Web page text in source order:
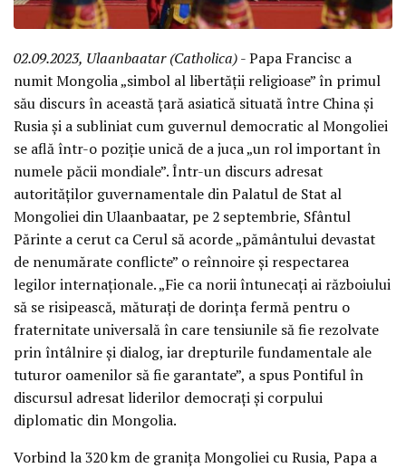
02.09.2023, Ulaanbaatar (Catholica)- Papa Francisc a
numit Mongolia „simbol al libertății religioase” în primul
său discurs în această țară asiatică situată între China și
Rusia și a subliniat cum guvernul democratic al Mongoliei
se află într-o poziție unică de a juca „un rol important în
numele păcii mondiale”. Într-un discurs adresat
autorităților guvernamentale din Palatul de Stat al
Mongoliei din Ulaanbaatar, pe 2 septembrie, Sfântul
Părinte a cerut ca Cerul să acorde „pământului devastat
de nenumărate conflicte” o reînnoire și respectarea
legilor internaționale. „Fie ca norii întunecați ai războiului
să se risipească, măturați de dorința fermă pentru o
fraternitate universală în care tensiunile să fie rezolvate
prin întâlnire și dialog, iar drepturile fundamentale ale
tuturor oamenilor să fie garantate”, a spus Pontiful în
discursul adresat liderilor democrați și corpului
diplomatic din Mongolia.
Vorbind la 320 km de granița Mongoliei cu Rusia, Papa a